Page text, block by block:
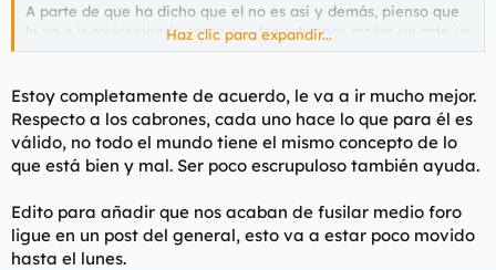
A parte de que ha dicho que el no es asi y demás, pienso que
le va a ir mejor siendo como es... los cabrones molan un rato (a
veces ni eso)
Haz clic para expandir...
Estoy completamente de acuerdo, le va a ir mucho mejor.
Respecto a los cabrones, cada uno hace lo que para él es
válido, no todo el mundo tiene el mismo concepto de lo
que está bien y mal. Ser poco escrupuloso también ayuda.
Edito para añadir que nos acaban de fusilar medio foro
ligue en un post del general, esto va a estar poco movido
hasta el lunes.